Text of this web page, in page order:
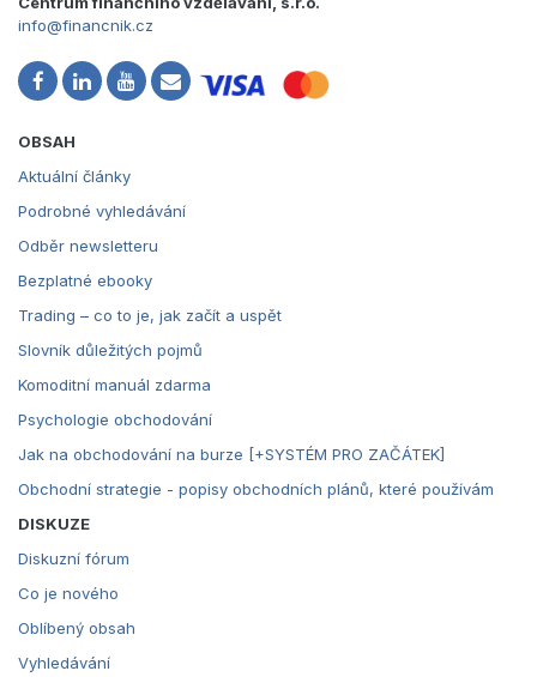
info@financnik.cz
OBSAH
Aktuální články
Podrobné vyhledávání
Odběr newsletteru
Bezplatné ebooky
Trading – co to je, jak začít a uspět
Slovník důležitých pojmů
Komoditní manuál zdarma
Psychologie obchodování
Jak na obchodování na burze [+SYSTÉM PRO ZAČÁTEK]
Obchodní strategie - popisy obchodních plánů, které používám
DISKUZE
Diskuzní fórum
Co je nového
Oblíbený obsah
Vyhledávání